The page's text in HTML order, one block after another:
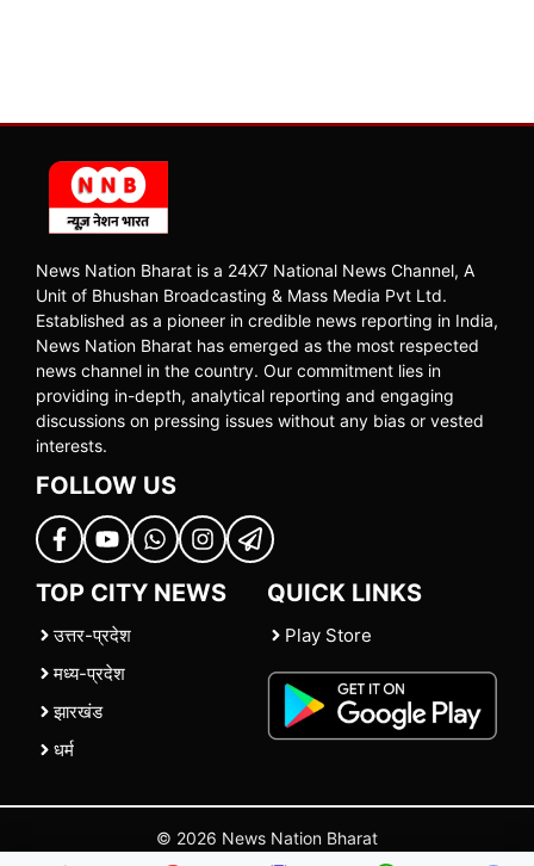
News Nation Bharat is a 24X7 National News Channel, A
Unit of Bhushan Broadcasting & Mass Media Pvt Ltd.
Established as a pioneer in credible news reporting in India,
News Nation Bharat has emerged as the most respected
news channel in the country. Our commitment lies in
providing in-depth, analytical reporting and engaging
discussions on pressing issues without any bias or vested
interests.
FOLLOW US
TOP CITY NEWS
उत्तर-प्रदेश
मध्य-प्रदेश
झारखंड
धर्म
QUICK LINKS
Play Store
© 2026 News Nation Bharat